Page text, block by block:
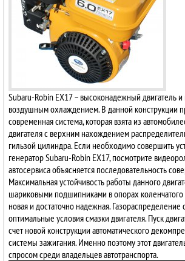
Subaru-Robin EX17 – высоконадежный двигатель
воздушным охлаждением. В данной конструкции
современная система, которая взята из
двигателя с верхним нахождением
гильзой цилиндра. Если необходимо совершить
генератор Subaru-Robin EX17, посмотрите
автосервиса объясняется последовательность
Максимальная устойчивость работы данного
шариковыми подшипниками в опорах коленчатого
новая и достаточно надежная. Газораспределение
оптимальные условия смазки двигателя. Пуск
счет новой конструкции автоматического
системы зажигания. Именно поэтому этот
спросом среди владельцев автотранспорта.